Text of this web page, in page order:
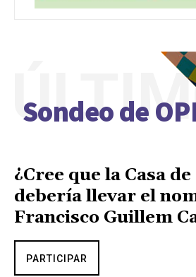
Sondeo de
¿Cree que la Casa
debería llevar el
Francisco Guillem
PARTICIPAR